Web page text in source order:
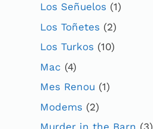
Los Señuelos (1)
Los Toñetes (2)
Los Turkos (10)
Mac (4)
Mes Renou (1)
Modems (2)